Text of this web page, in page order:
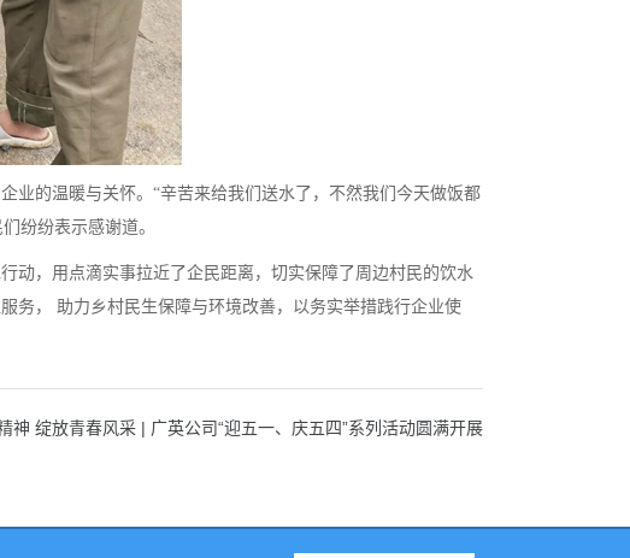
业的温暖与关怀。“辛苦来给我们送水了，不然我们今天做饭都
纷纷表示感谢道。
动，用点滴实事拉近了企民距离，切实保障了周边村民的饮水
务，
助力乡村民生保障与环境改善，以务实举措践行企业使
神 绽放青春风采 | 广英公司“迎五一、庆五四”系列活动圆满开展